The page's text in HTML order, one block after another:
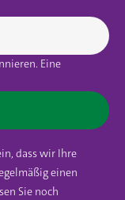
Eine
dass wir Ihre
einen
Sie noch